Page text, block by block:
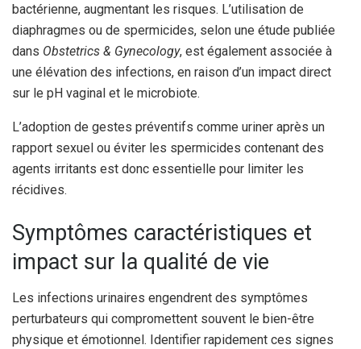
bactérienne, augmentant les risques. L’utilisation de
diaphragmes ou de spermicides, selon une étude publiée
dans Obstetrics & Gynecology, est également associée à
une élévation des infections, en raison d’un impact direct
sur le pH vaginal et le microbiote.
L’adoption de gestes préventifs comme uriner après un
rapport sexuel ou éviter les spermicides contenant des
agents irritants est donc essentielle pour limiter les
récidives.
Symptômes caractéristiques et
impact sur la qualité de vie
Les infections urinaires engendrent des symptômes
perturbateurs qui compromettent souvent le bien-être
physique et émotionnel. Identifier rapidement ces signes